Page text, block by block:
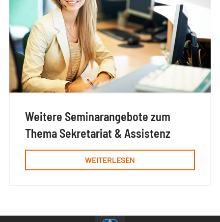
Weitere Seminarangebote zum
Thema Sekretariat & Assistenz
WEITERLESEN